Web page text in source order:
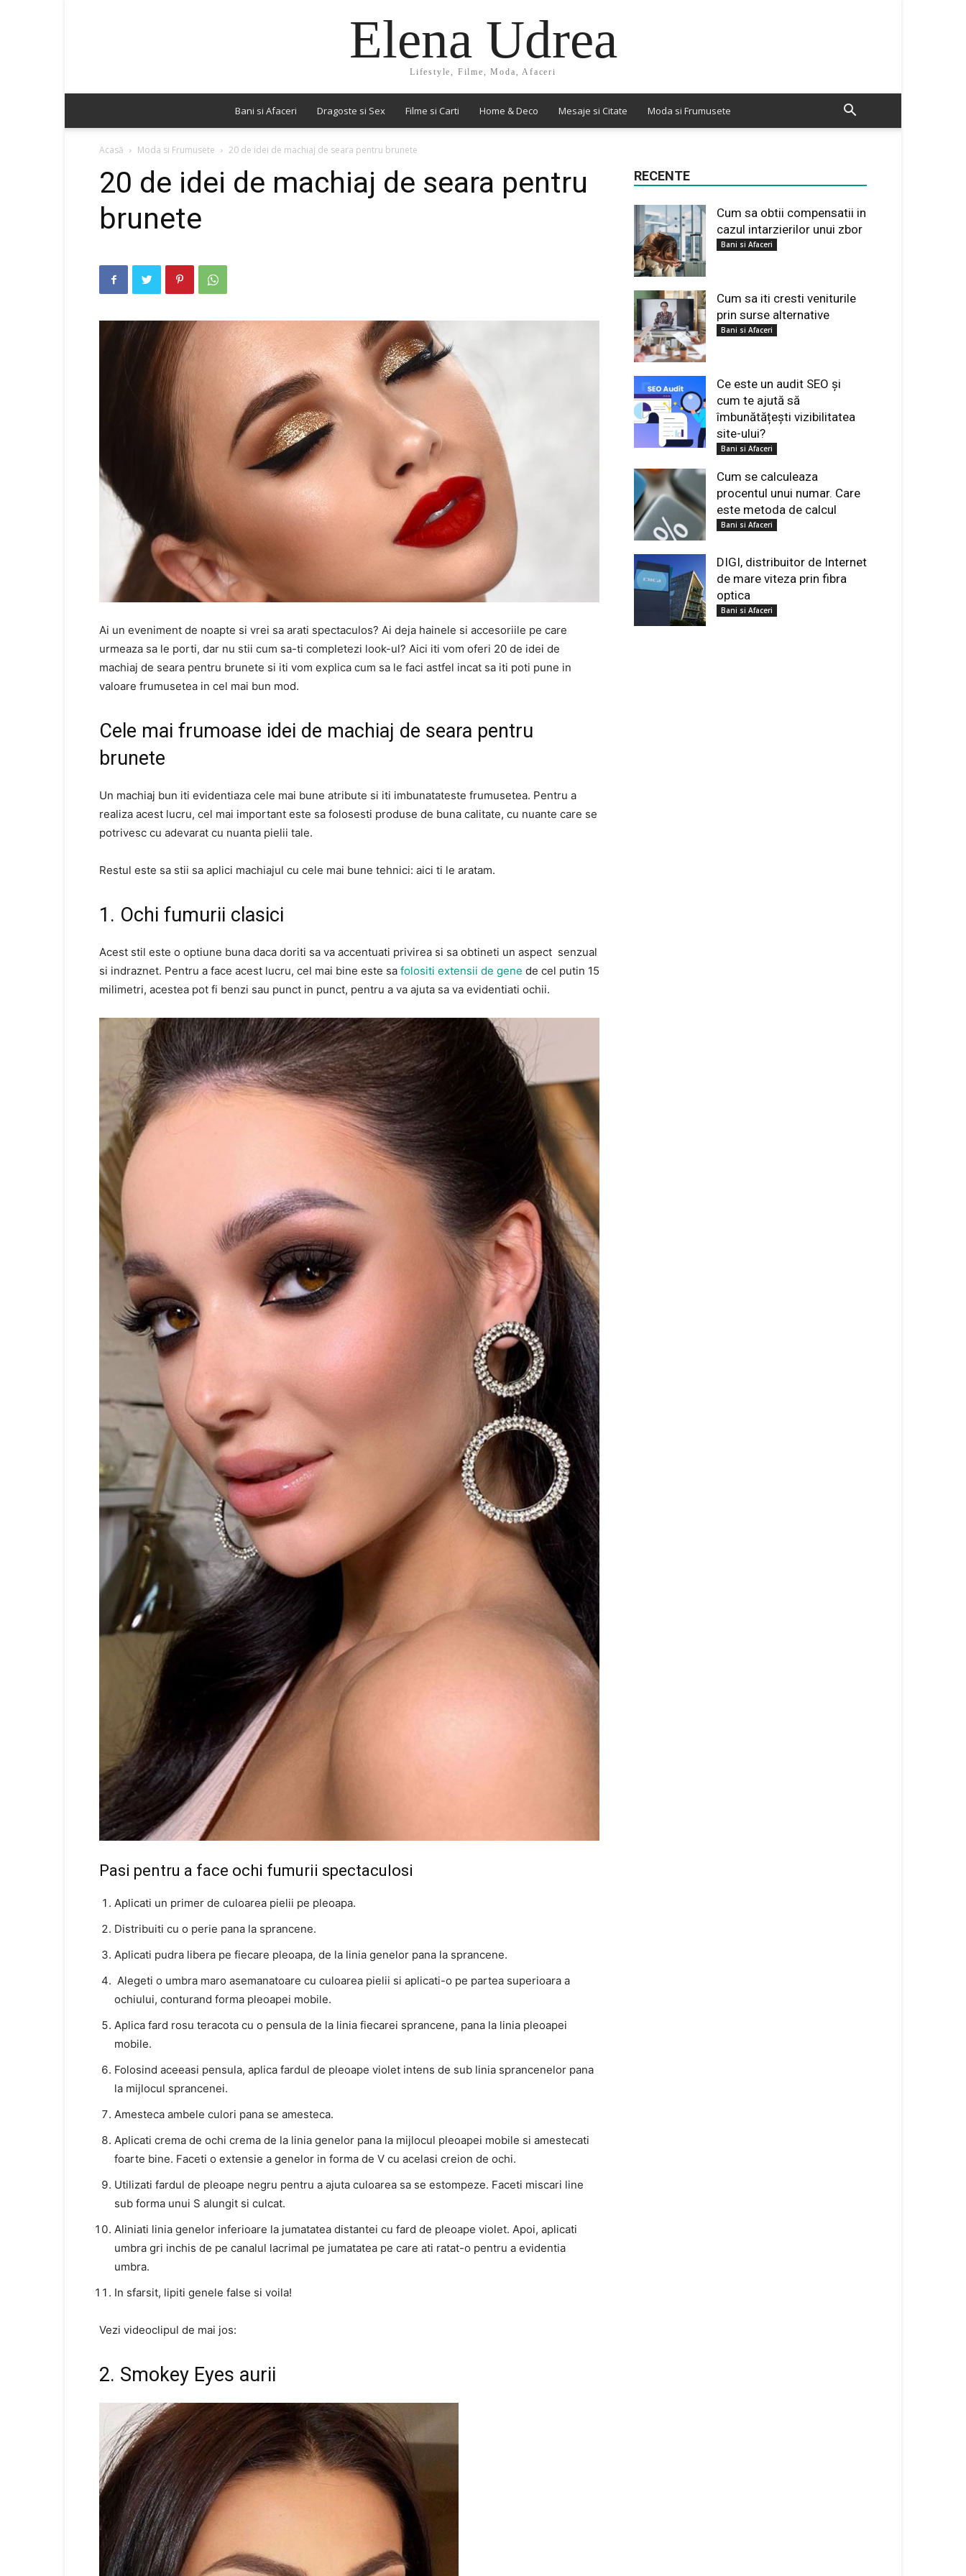
Elena Udrea
Lifestyle, Filme, Moda, Afaceri
Bani si Afaceri Dragoste si Sex Filme si Carti Home & Deco Mesaje si Citate Moda si Frumusete
Acasă Moda si Frumusete 20 de idei de machiaj de seara pentru brunete
20 de idei de machiaj de seara pentru
brunete
Ai un eveniment de noapte si vrei sa arati spectaculos? Ai deja hainele si accesoriile pe care
urmeaza sa le porti, dar nu stii cum sa-ti completezi look-ul? Aici iti vom oferi 20 de idei de
machiaj de seara pentru brunete si iti vom explica cum sa le faci astfel incat sa iti poti pune in
valoare frumusetea in cel mai bun mod.
Cele mai frumoase idei de machiaj de seara pentru
brunete
Un machiaj bun iti evidentiaza cele mai bune atribute si iti imbunatateste frumusetea. Pentru a
realiza acest lucru, cel mai important este sa folosesti produse de buna calitate, cu nuante care se
potrivesc cu adevarat cu nuanta pielii tale.
Restul este sa stii sa aplici machiajul cu cele mai bune tehnici: aici ti le aratam.
1. Ochi fumurii clasici
Acest stil este o optiune buna daca doriti sa va accentuati privirea si sa obtineti un aspect senzual
si indraznet. Pentru a face acest lucru, cel mai bine este sa folositi extensii de gene de cel putin 15
milimetri, acestea pot fi benzi sau punct in punct, pentru a va ajuta sa va evidentiati ochii.
Pasi pentru a face ochi fumurii spectaculosi
Aplicati un primer de culoarea pielii pe pleoapa.
Distribuiti cu o perie pana la sprancene.
Aplicati pudra libera pe fiecare pleoapa, de la linia genelor pana la sprancene.
Alegeti o umbra maro asemanatoare cu culoarea pielii si aplicati-o pe partea superioara a
ochiului, conturand forma pleoapei mobile.
Aplica fard rosu teracota cu o pensula de la linia fiecarei sprancene, pana la linia pleoapei
mobile.
Folosind aceeasi pensula, aplica fardul de pleoape violet intens de sub linia sprancenelor pana
la mijlocul sprancenei.
Amesteca ambele culori pana se amesteca.
Aplicati crema de ochi crema de la linia genelor pana la mijlocul pleoapei mobile si amestecati
foarte bine. Faceti o extensie a genelor in forma de V cu acelasi creion de ochi.
Utilizati fardul de pleoape negru pentru a ajuta culoarea sa se estompeze. Faceti miscari line
sub forma unui S alungit si culcat.
Aliniati linia genelor inferioare la jumatatea distantei cu fard de pleoape violet. Apoi, aplicati
umbra gri inchis de pe canalul lacrimal pe jumatatea pe care ati ratat-o ​​pentru a evidentia
umbra.
In sfarsit, lipiti genele false si voila!
Vezi videoclipul de mai jos:
2. Smokey Eyes aurii
RECENTE
Cum sa obtii compensatii in
cazul intarzierilor unui zbor
Bani si Afaceri
Cum sa iti cresti veniturile
prin surse alternative
Bani si Afaceri
Ce este un audit SEO și
cum te ajută să
îmbunătățești vizibilitatea
site-ului?
Bani si Afaceri
Cum se calculeaza
procentul unui numar. Care
este metoda de calcul
Bani si Afaceri
DIGI, distribuitor de Internet
de mare viteza prin fibra
optica
Bani si Afaceri